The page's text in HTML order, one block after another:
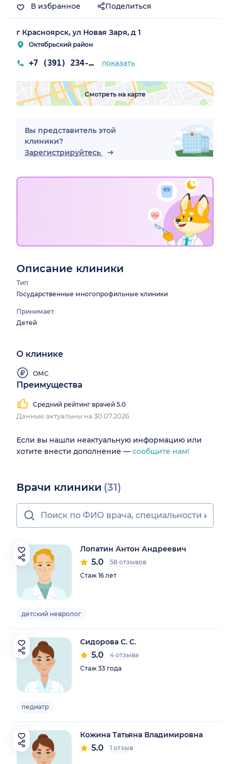
В избранное Поделиться
г Красноярск, ул Новая Заря, д 1
Октябрьский район
+7 (391) 234-03-71 показать
Смотреть на карте
Вы представитель этой
клиники?
Зарегистрируйтесь
Описание клиники
Тип
Государственные многопрофильные клиники
Принимает
Детей
О клинике
ОМС
Преимущества
Средний рейтинг врачей 5.0
Данные актуальны на 30.07.2026
Если вы нашли неактуальную информацию или
хотите внести дополнение — сообщите нам!
Врачи клиники (31)
Лопатин Антон Андреевич
5.0
58 отзывов
Стаж 16 лет
детский невролог
Сидорова С. С.
5.0
4 отзыва
Стаж 33 года
педиатр
Кожина Татьяна Владимировна
5.0 1 отзыв